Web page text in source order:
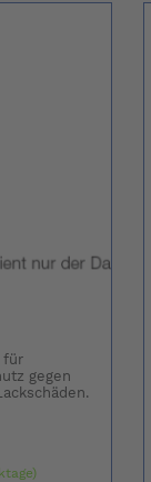
für
gegen